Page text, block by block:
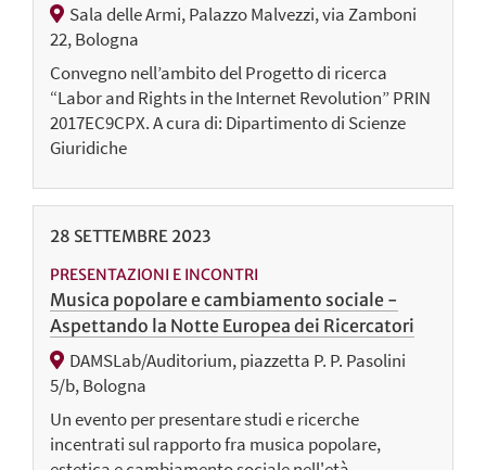
Sala delle Armi, Palazzo Malvezzi, via Zamboni
22, Bologna
Convegno nell’ambito del Progetto di ricerca
“Labor and Rights in the Internet Revolution” PRIN
2017EC9CPX. A cura di: Dipartimento di Scienze
Giuridiche
28 SETTEMBRE 2023
PRESENTAZIONI E INCONTRI
Musica popolare e cambiamento sociale -
Aspettando la Notte Europea dei Ricercatori
DAMSLab/Auditorium, piazzetta P. P. Pasolini
5/b, Bologna
Un evento per presentare studi e ricerche
incentrati sul rapporto fra musica popolare,